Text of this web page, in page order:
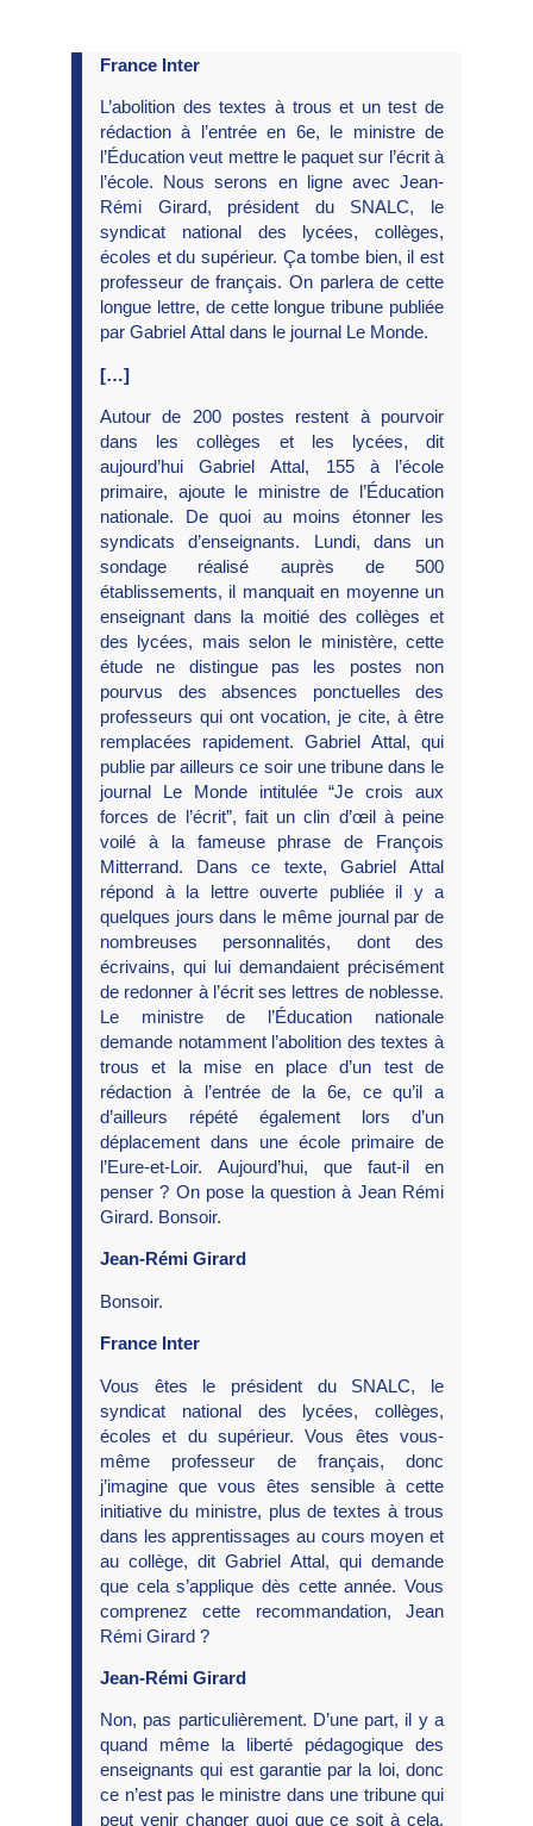
France Inter
L’abolition des textes à trous et un test de
rédaction à l’entrée en 6e, le ministre de
l’Éducation veut mettre le paquet sur l’écrit à
l’école. Nous serons en ligne avec Jean-
Rémi Girard, président du SNALC, le
syndicat national des lycées, collèges,
écoles et du supérieur. Ça tombe bien, il est
professeur de français. On parlera de cette
longue lettre, de cette longue tribune publiée
par Gabriel Attal dans le journal Le Monde.
[…]
Autour de 200 postes restent à pourvoir
dans les collèges et les lycées, dit
aujourd’hui Gabriel Attal, 155 à l’école
primaire, ajoute le ministre de l’Éducation
nationale. De quoi au moins étonner les
syndicats d’enseignants. Lundi, dans un
sondage réalisé auprès de 500
établissements, il manquait en moyenne un
enseignant dans la moitié des collèges et
des lycées, mais selon le ministère, cette
étude ne distingue pas les postes non
pourvus des absences ponctuelles des
professeurs qui ont vocation, je cite, à être
remplacées rapidement. Gabriel Attal, qui
publie par ailleurs ce soir une tribune dans le
journal Le Monde intitulée “Je crois aux
forces de l’écrit”, fait un clin d’œil à peine
voilé à la fameuse phrase de François
Mitterrand. Dans ce texte, Gabriel Attal
répond à la lettre ouverte publiée il y a
quelques jours dans le même journal par de
nombreuses personnalités, dont des
écrivains, qui lui demandaient précisément
de redonner à l’écrit ses lettres de noblesse.
Le ministre de l’Éducation nationale
demande notamment l’abolition des textes à
trous et la mise en place d’un test de
rédaction à l’entrée de la 6e, ce qu’il a
d’ailleurs répété également lors d’un
déplacement dans une école primaire de
l’Eure-et-Loir. Aujourd’hui, que faut-il en
penser ? On pose la question à Jean Rémi
Girard. Bonsoir.
Jean-Rémi Girard
Bonsoir.
France Inter
Vous êtes le président du SNALC, le
syndicat national des lycées, collèges,
écoles et du supérieur. Vous êtes vous-
même professeur de français, donc
j’imagine que vous êtes sensible à cette
initiative du ministre, plus de textes à trous
dans les apprentissages au cours moyen et
au collège, dit Gabriel Attal, qui demande
que cela s’applique dès cette année. Vous
comprenez cette recommandation, Jean
Rémi Girard ?
Jean-Rémi Girard
Non, pas particulièrement. D’une part, il y a
quand même la liberté pédagogique des
enseignants qui est garantie par la loi, donc
ce n’est pas le ministre dans une tribune qui
peut venir changer quoi que ce soit à cela.